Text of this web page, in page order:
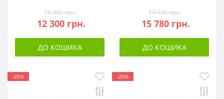
15 380 грн.
12 300 грн.
ДО КОШИКА
19 730 грн.
15 780 грн.
ДО КОШИКА
-20% -20%